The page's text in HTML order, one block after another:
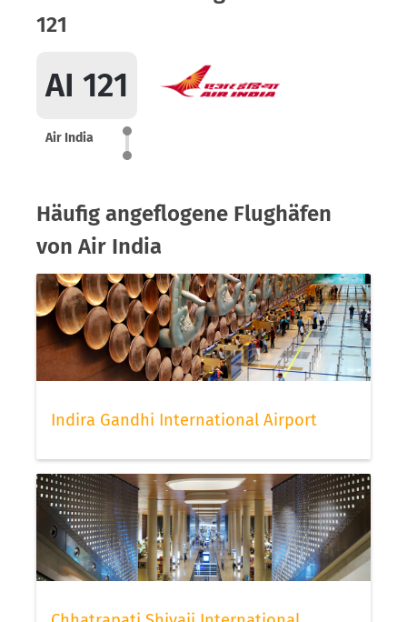
121
AI 121
Air India
Häufig angeflogene Flughäfen
von Air India
Indira Gandhi International Airport